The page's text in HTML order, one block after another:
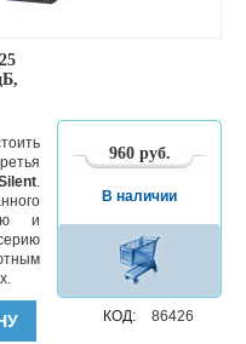
.
и
960 руб.
КОД: 86426
В наличии